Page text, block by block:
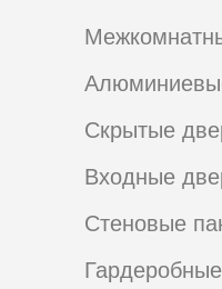
Входные
Стеновые
Скрытые